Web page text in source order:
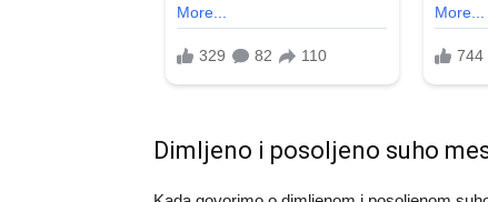
Dimljeno i posoljeno suho